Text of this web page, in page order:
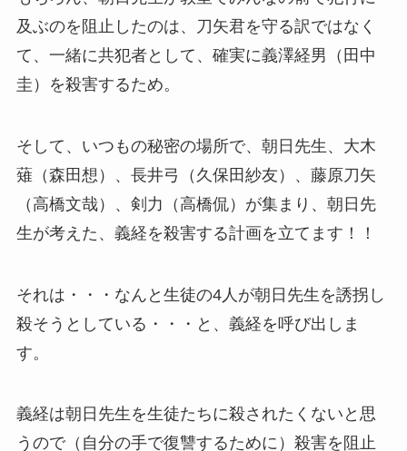
及ぶのを阻止したのは、刀矢君を守る訳ではなく
て、一緒に共犯者として、確実に義澤経男（田中
圭）を殺害するため。
そして、いつもの秘密の場所で、朝日先生、大木
薙（森田想）、長井弓（久保田紗友）、藤原刀矢
（高橋文哉）、 剣力（高橋侃）が集まり、朝日先
生が考えた、義経を殺害する計画を立てます！！
それは・・・なんと生徒の4人が朝日先生を誘拐し
殺そうとしている・・・と、義経を呼び出しま
す。
義経は朝日先生を生徒たちに殺されたくないと思
うので（自分の手で復讐するために）殺害を阻止